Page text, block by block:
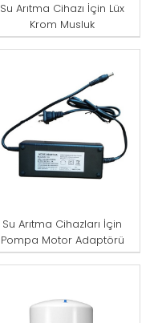
Su Arıtma Cihazı İçin Lüx
Krom Musluk
Su Arıtma Cihazları İçin
Pompa Motor Adaptörü